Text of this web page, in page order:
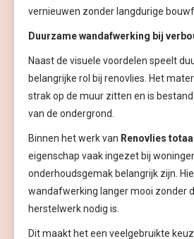
vernieuwen zonder langdurige
Duurzame wandafwerking bij
Naast de visuele voordelen speelt
belangrijke rol bij renovlies. Het
strak op de muur zitten en is
van de ondergrond.
Binnen het werk van Renovlies totaal
eigenschap vaak ingezet bij
onderhoudsgemak belangrijk zijn.
wandafwerking langer mooi zonder
herstelwerk nodig is.
Dit maakt het een veelgebruikte